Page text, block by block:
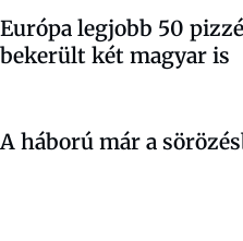
Európa legjobb 50
bekerült két magyar is
A háború már a